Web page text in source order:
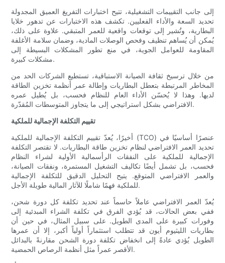
إلى جانب التقييمات التشغيلية، تتيح اختبارات التفريغ العميق المجدولة
تحديد السعة والأداء الفعليين. تكشف هذه الاختبارات عن تدهور خلايا
البطارية، وتُشير إلى توقعات واقعية للعمر المتبقي. علاوة على ذلك،
يُمكن أن يُساهم تنظيف وفحص الوصلات المادية، وضمان سلامة الأغلفة
المقاومة للعوامل الجوية، في منع تطور المشكلات البسيطة إلى
مشكلات كبيرة.
من خلال ترسيخ ثقافة الصيانة الاستباقية، تستطيع الشركات الحد من
المخاطر المرتبطة بتعطل البطاريات وإطالة عمر أنظمة تخزين الطاقة
لديها. وهذا لا يُحسّن الأداء العام للنظام فحسب، بل يُطيل عمره
الافتراضي بشكل استراتيجي إلى ما يتجاوز المتوسطات المُقدّرة.
تقييم التكلفة الإجمالية للملكية
أخيرًا، يُعدّ تقييم التكلفة الإجمالية للملكية (TCO) عنصرًا أساسيًا في
تحديد العمر الافتراضي لنظام تخزين طاقة البطاريات. لا تقتصر التكلفة
الإجمالية للملكية على النفقات الرأسمالية الأولية لشراء النظام
فحسب، بل تشمل أيضًا تكاليف التشغيل المستمرة، ونفقات الصيانة،
والعمر الافتراضي المتوقع. يتيح التحليل الدقيق للتكلفة الإجمالية
للملكية فهمًا شاملًا للآثار المالية طويلة الأجل.
يُعدّ العمر الافتراضي عاملاً حاسماً عند تحديد تكلفة كل دورة شحن،
ففي بعض الحالات، قد يُؤدي الفرق في تكلفة الشراء المبدئية إلى
وفورات كبيرة على المدى الطويل. على سبيل المثال، في حين أن
بطاريات الليثيوم أيون قد تتطلب استثماراً أولياً أكبر، إلا أن عمرها
الطويل يُؤدي عادةً إلى انخفاض تكلفة دورة الشحن مقارنةً بالبدائل
الأقصر عمراً مثل أنظمة الرصاص الحمضية.